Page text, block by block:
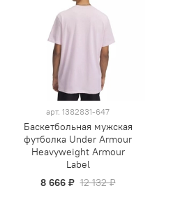
арт. 1382831-647
Баскетбольная мужская
футболка Under Armour
Heavyweight Armour
Label
8 666 ₽ 12 132 ₽